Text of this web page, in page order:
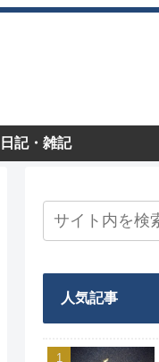
日記・雑記
人気記事